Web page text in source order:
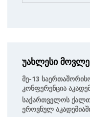
უახლესი
Მე-13
Კონფერენცია
Საქართველოს
Ეროვნულ